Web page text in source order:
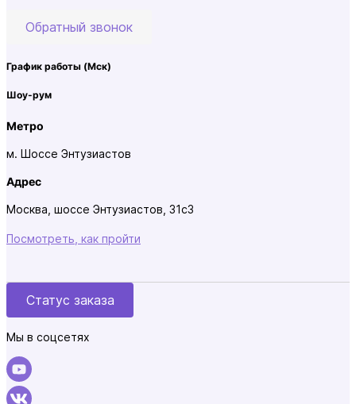
Обратный звонок
График работы (Мск)
Шоу-рум
Метро
м. Шоссе Энтузиастов
Адрес
Москва, шоссе Энтузиастов, 31с3
Посмотреть, как пройти
Статус заказа
Мы в соцсетях